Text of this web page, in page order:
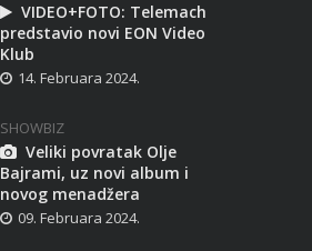
VIDEO+FOTO: Telemach
predstavio novi EON Video
Klub
14. Februara 2024.
SHOWBIZ
Veliki povratak Olje
Bajrami, uz novi album i
novog menadžera
09. Februara 2024.